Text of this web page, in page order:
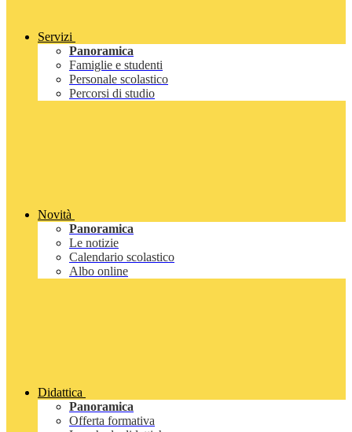
Servizi
Panoramica
Famiglie e studenti
Personale scolastico
Percorsi di studio
Novità
Panoramica
Le notizie
Calendario scolastico
Albo online
Didattica
Panoramica
Offerta formativa